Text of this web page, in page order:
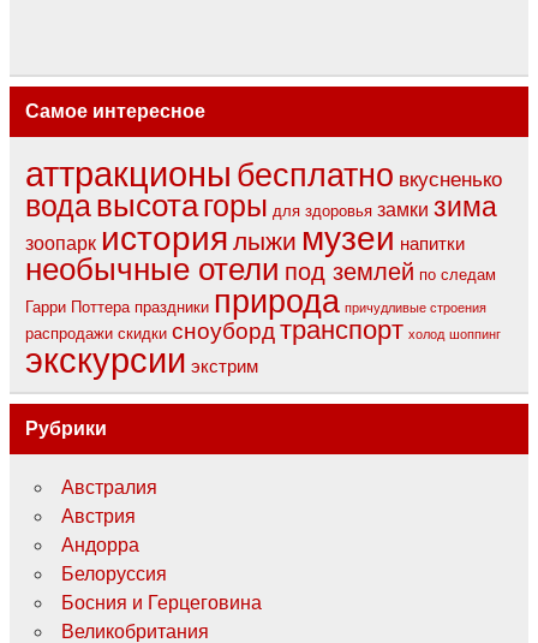
Самое интересное
аттракционы бесплатно вкусненько
водавысотагоры для здоровья замки зима
зоопарк история лыжи музеи напитки
необычные отели под землей по следам
Гарри Поттера праздники природа причудливые строения
распродажи скидки сноуборд транспорт холод шоппинг
экскурсии экстрим
Рубрики
Австралия
Австрия
Андорра
Белоруссия
Босния и Герцеговина
Великобритания